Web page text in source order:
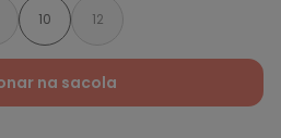
10 12
na sacola